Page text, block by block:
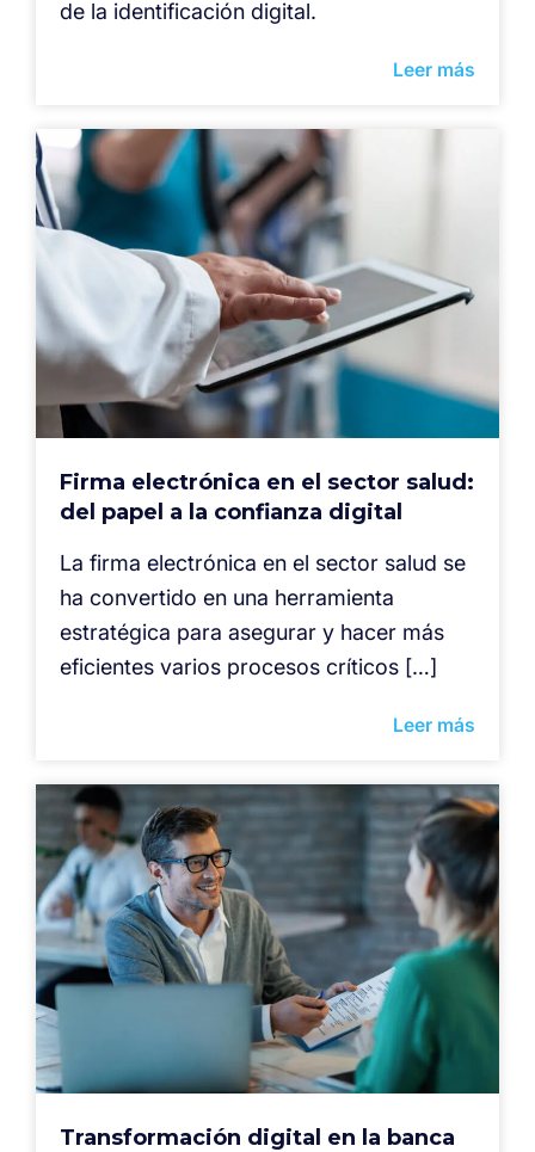
de la identificación digital.
Leer más
Firma electrónica en el sector salud:
del papel a la confianza digital
La firma electrónica en el sector salud se
ha convertido en una herramienta
estratégica para asegurar y hacer más
eficientes varios procesos críticos […]
Leer más
Transformación digital en la banca